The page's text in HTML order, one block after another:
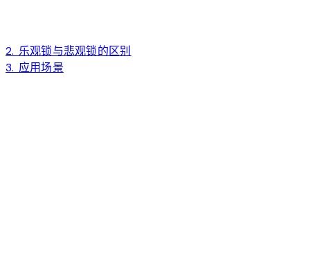
2. 乐观锁与悲观锁的区别
3. 应用场景